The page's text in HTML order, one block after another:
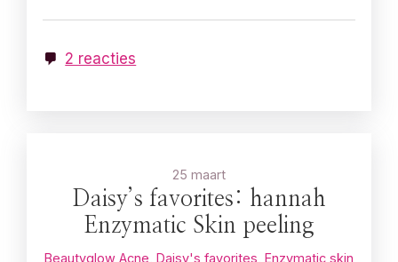
2 reacties
25 maart
Daisy’s favorites: hannah
Enzymatic Skin peeling
Beautyglow Acne Daisy's favorites Enzymatic skin